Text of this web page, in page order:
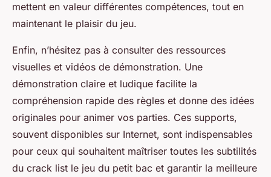
mettent en valeur différentes compétences, tout en
maintenant le plaisir du jeu.
Enfin, n’hésitez pas à consulter des ressources
visuelles et vidéos de démonstration. Une
démonstration claire et ludique facilite la
compréhension rapide des règles et donne des idées
originales pour animer vos parties. Ces supports,
souvent disponibles sur Internet, sont indispensables
pour ceux qui souhaitent maîtriser toutes les subtilités
du crack list le jeu du petit bac et garantir la meilleure